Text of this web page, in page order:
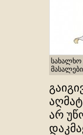
სახალხო
არ